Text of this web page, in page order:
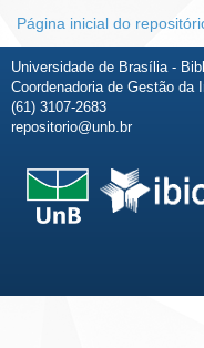
Página inicial do
Universidade de Brasília -
Coordenadoria de Gestão da
(61) 3107-2683
repositorio@unb.br